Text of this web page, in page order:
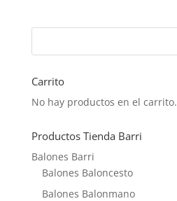
Carrito
No hay productos en el carrito.
Productos Tienda Barri
Balones Barri
Balones Baloncesto
Balones Balonmano